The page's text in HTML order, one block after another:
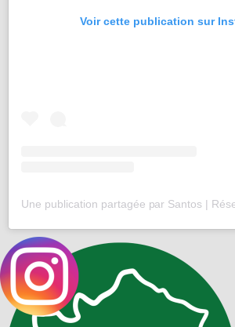
Voir cette publication sur